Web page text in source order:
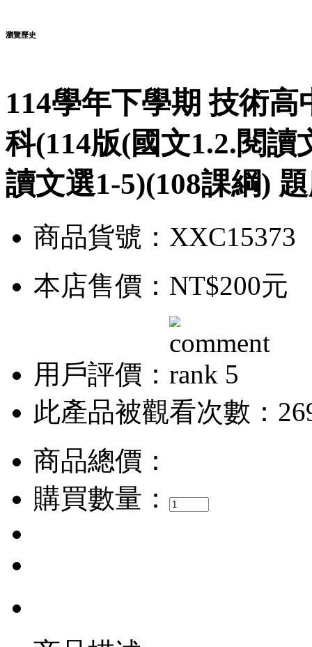
瀏覽歷史
114學年下學期 技術
科(114版(國文1.2.閱讀
讀文選1-5)(108課綱)
商品貨號：XXC15373
本店售價： NT$200元
用戶評價：
此產品被觀看次數：
商品總價：
購買數量：